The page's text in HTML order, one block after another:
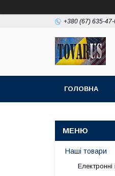
+380 (67) 635-
ГОЛОВНА
Наші товари